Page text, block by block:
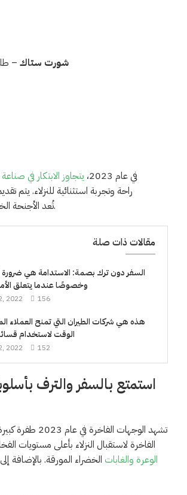
شورت ستاك–
في عام 2023، يتجاوز الابتكار في صناعة
راحة وتجربة استثنائية للنزلاء. يتم
تُعد الأجنحة الخاصة والفيلات الفاخرة المجهزة بأحدث التجهيزات من أهم مميزات الفنادق الفاخرة في عام 2023.
مقالات ذات صلة
السفر دون ترك بصمة: الاستدامة هي ضرورة
وخصوصًا عندما يتعلق
2022 156
هذه هي شركات الطيران التي تمنح العملاء
الوقت لاستخدام
2022 152
استمتع بالسفر والترف
تشهد
الفاخرة لاستقبال النزلاء بأعلى مستويات
الوعرة والغابات الخضراء المورقة. بالإضافة